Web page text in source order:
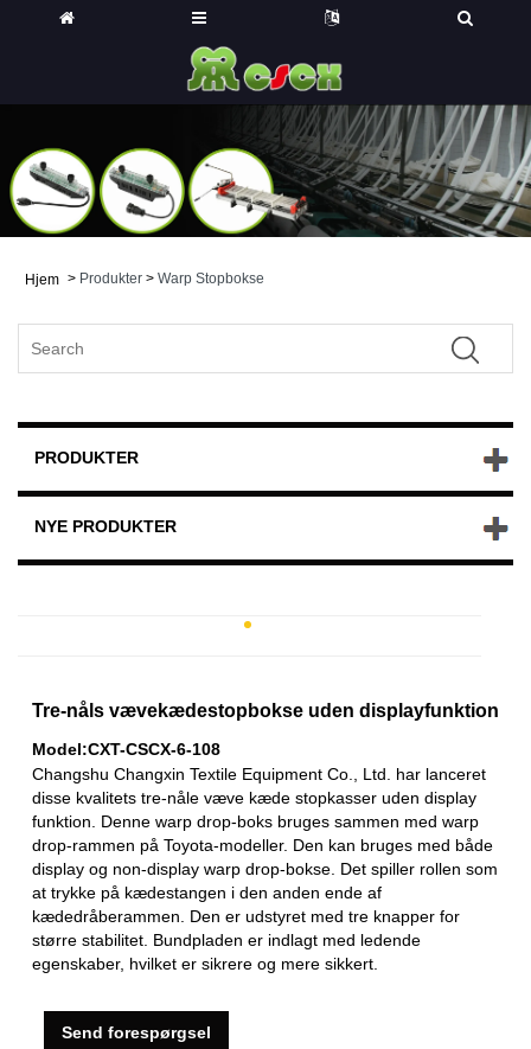
Hjem > Produkter > Warp Stopbokse
PRODUKTER
NYE PRODUKTER
Tre-nåls vævekædestopbokse uden displayfunktion
Model:CXT-CSCX-6-108
Changshu Changxin Textile Equipment Co., Ltd. har lanceret
disse kvalitets tre-nåle væve kæde stopkasser uden display
funktion. Denne warp drop-boks bruges sammen med warp
drop-rammen på Toyota-modeller. Den kan bruges med både
display og non-display warp drop-bokse. Det spiller rollen som
at trykke på kædestangen i den anden ende af
kædedråberammen. Den er udstyret med tre knapper for
større stabilitet. Bundpladen er indlagt med ledende
egenskaber, hvilket er sikrere og mere sikkert.
Send forespørgsel